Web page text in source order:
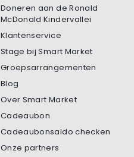
Doneren aan de Ronald
McDonald Kindervallei
Klantenservice
Stage bij Smart Market
Groepsarrangementen
Blog
Over Smart Market
Cadeaubon
Cadeaubonsaldo checken
Onze partners